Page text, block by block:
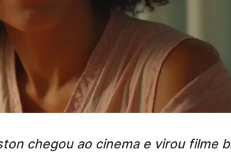
chegou ao cinema e virou filme